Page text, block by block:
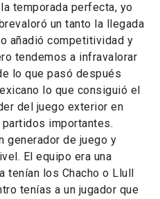
temporada perfecta, yo
un tanto la llegada
añadió competitividad y
tendemos a infravalorar
lo que pasó después
lo que consiguió el
del juego exterior en
importantes.
generador de juego y
El equipo era una
tenían los Chacho o Llull
tenías a un jugador que